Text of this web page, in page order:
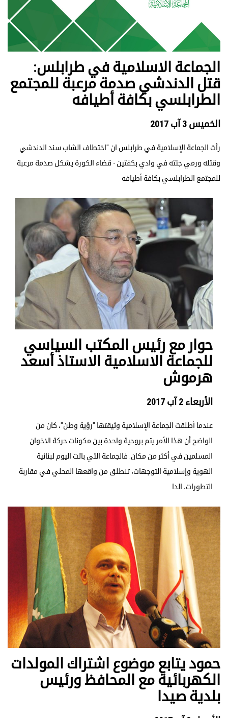
الجماعة الاسلامية في طرابلس:
قتل الدندشي صدمة مرعبة للمجتمع
الطرابلسي بكافة أطيافه
الخميس 3 آب 2017
رأت ​الجماعة الإسلامية​ في طرابلس ان "​اختطاف​ الشاب سند الدندشي
وقتله ورمي جثته في وادي بكفتين - ​قضاء الكورة​ يشكل صدمة مرعبة
للمجتمع الطرابلسي بكافة أطيافه
حوار مع رئيس المكتب السياسي
للجماعة الاسلامية الاستاذ أسعد
هرموش
الأربعاء 2 آب 2017
عندما أطلقت الجماعة الإسلامية وثيقتها "رؤية وطن"، كان من
الواضح أن هذا الأمر يتم بروحية واحدة بين مكونات حركة الاخوان
المسلمين في أكثر من مكان. فالجماعة التي باتت اليوم لبنانية
الهوية وإسلامية التوجهات، تنطلق من واقعها المحلي في مقاربة
التطورات، الدا
حمود يتابع موضوع اشتراك المولدات
الكهربائية مع المحافظ ورئيس
بلدية صيدا